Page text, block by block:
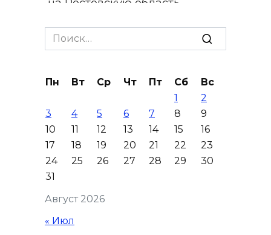
на Ростовскую область
07 августа 2026 13:59
предложили сократить
рабочий день из-за жары
07 августа 2026 13:43
Памятник Ермаку в
Новочеркасске перекрасили в
бьют тревогу
07 августа 2026 13:38
Search
for:
Август 2026
Пн Вт Ср Чт Пт Сб
Вс
1
2
3
4 5 6 7 8
9
10
11 12 13 14 15
16
17
18 19 20 21 22
23
24
25 26 27 28 29
30
31
« Июл